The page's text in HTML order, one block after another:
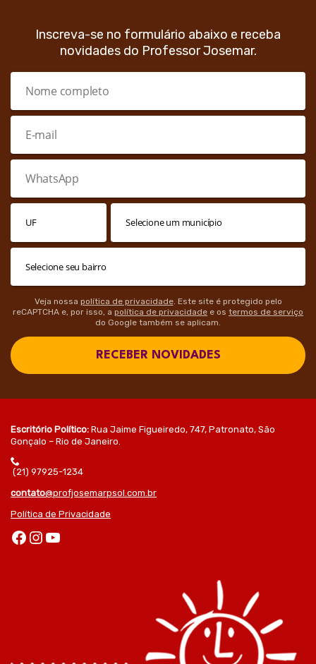
Inscreva-se no formulário abaixo e receba
novidades do Professor Josemar.
Veja nossa política de privacidade. Este site é protegido pelo
reCAPTCHA e, por isso, a política de privacidade e os termos de serviço
do Google também se aplicam.
RECEBER NOVIDADES
Escritório Político: Rua Jaime Figueiredo, 747, Patronato, São
Gonçalo – Rio de Janeiro.
(21) 97925-1234
contato@profjosemarpsol.com.br
Política de Privacidade
Facebook Instagram Youtube